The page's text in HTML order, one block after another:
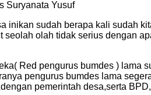
Suryanata Yusuf
inikan sudah berapa kali sudah
olah tidak serius dengan
Red pengurus bumdes )
pengurus bumdes lama
pemerintah desa,serta